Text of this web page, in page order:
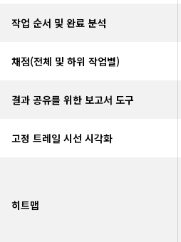
작업 순서 및 완료 분석
채점(전체 및 하위 작업별)
결과 공유를 위한 보고서 도구
고정 트레일 시선 시각화
히트맵